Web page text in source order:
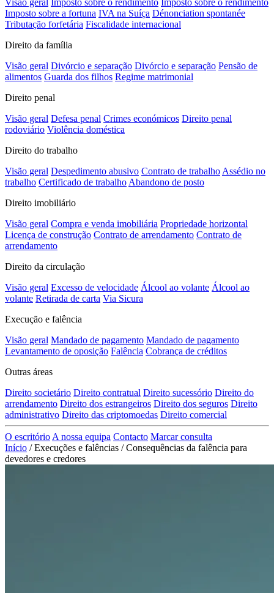
Visão geral Imposto sobre o rendimento Imposto sobre o rendimento
Imposto sobre a fortuna IVA na Suíça Dénonciation spontanée
Tributação forfetária Fiscalidade internacional
Direito da família
Visão geral Divórcio e separação Divórcio e separação Pensão de
alimentos Guarda dos filhos Regime matrimonial
Direito penal
Visão geral Defesa penal Crimes económicos Direito penal
rodoviário Violência doméstica
Direito do trabalho
Visão geral Despedimento abusivo Contrato de trabalho Assédio no
trabalho Certificado de trabalho Abandono de posto
Direito imobiliário
Visão geral Compra e venda imobiliária Propriedade horizontal
Licença de construção Contrato de arrendamento Contrato de
arrendamento
Direito da circulação
Visão geral Excesso de velocidade Álcool ao volante Álcool ao
volante Retirada de carta Via Sicura
Execução e falência
Visão geral Mandado de pagamento Mandado de pagamento
Levantamento de oposição Falência Cobrança de créditos
Outras áreas
Direito societário Direito contratual Direito sucessório Direito do
arrendamento Direito dos estrangeiros Direito dos seguros Direito
administrativo Direito das criptomoedas Direito comercial
O escritório A nossa equipa Contacto Marcar consulta
Início / Execuções e falências / Consequências da falência para
devedores e credores